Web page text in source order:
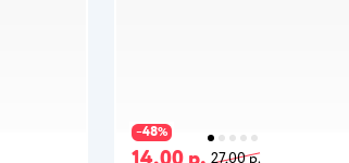
−48%
27,00 р.